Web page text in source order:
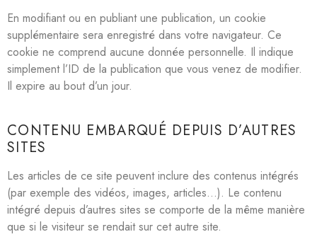
En modifiant ou en publiant une publication, un cookie
supplémentaire sera enregistré dans votre navigateur. Ce
cookie ne comprend aucune donnée personnelle. Il indique
simplement l’ID de la publication que vous venez de modifier.
Il expire au bout d’un jour.
CONTENU EMBARQUÉ DEPUIS D’AUTRES
SITES
Les articles de ce site peuvent inclure des contenus intégrés
(par exemple des vidéos, images, articles…). Le contenu
intégré depuis d’autres sites se comporte de la même manière
que si le visiteur se rendait sur cet autre site.